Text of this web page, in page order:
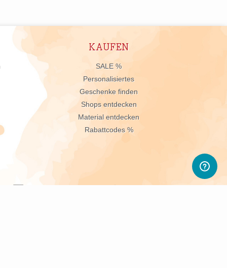
KAUFEN
SALE %
Personalisiertes
Geschenke finden
Shops entdecken
Material entdecken
Rabattcodes %